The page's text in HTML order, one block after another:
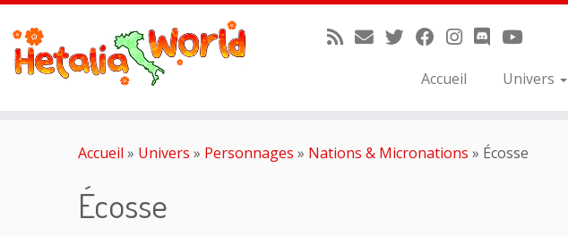
Accueil Univers
Accueil » Univers » Personnages » Nations & Micronations » Écosse
Écosse